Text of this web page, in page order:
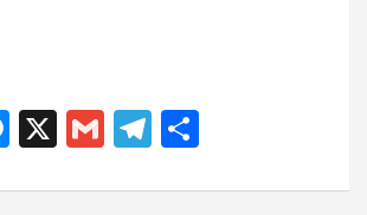
M
se
X
G
ail
T
e
ta